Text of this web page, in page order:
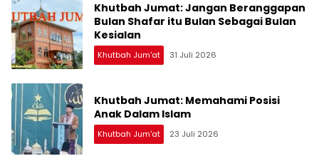
Khutbah Jumat: Jangan Beranggapan
Bulan Shafar itu Bulan Sebagai Bulan
Kesialan
Khutbah Jum'at 31 Juli 2026
Khutbah Jumat: Memahami Posisi
Anak Dalam Islam
Khutbah Jum'at 23 Juli 2026